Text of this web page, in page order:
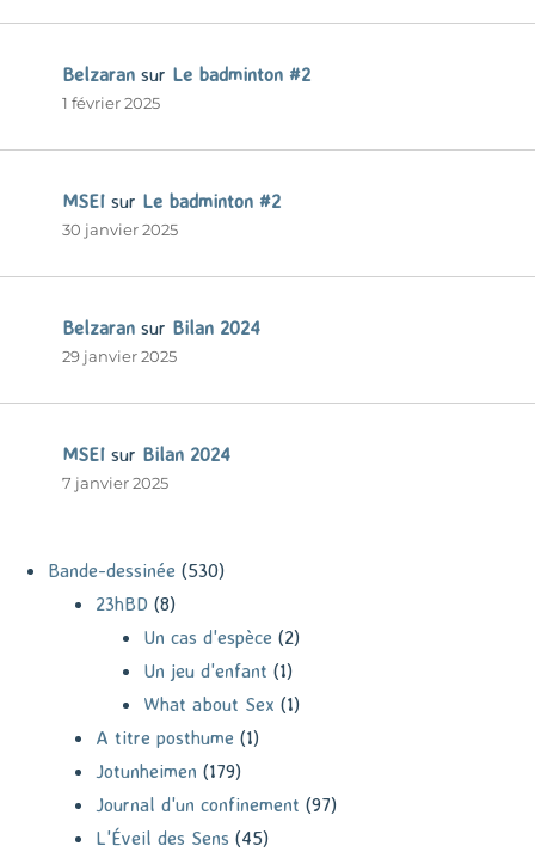
Belzaran sur Le badminton #2
1 février 2025
MSEI sur Le badminton #2
30 janvier 2025
Belzaran sur Bilan 2024
29 janvier 2025
MSEI sur Bilan 2024
7 janvier 2025
Bande-dessinée (530)
23hBD (8)
Un cas d'espèce (2)
Un jeu d'enfant (1)
What about Sex (1)
A titre posthume (1)
Jotunheimen (179)
Journal d'un confinement (97)
L'Éveil des Sens (45)